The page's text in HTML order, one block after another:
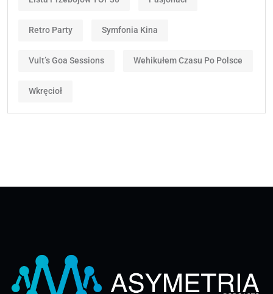
Retro Party Symfonia Kina
Vult’s Goa Sessions Wehikułem Czasu Po Polsce
Wkręcioł